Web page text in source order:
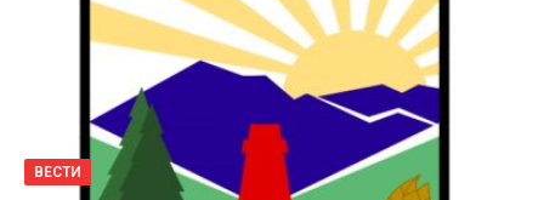
ВЕСТИ